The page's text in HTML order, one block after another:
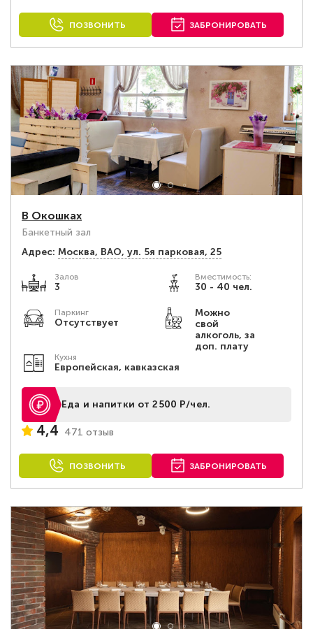
ПОЗВОНИТЬ ЗАБРОНИРОВАТЬ
В Окошках
Банкетный зал
Адрес: Москва, ВАО, ул. 5я парковая, 25
Залов
3
Вместимость:
30 - 40 чел.
Паркинг
Отсутствует
Можно
свой
алкоголь, за
доп. плату
Кухня
Европейская, кавказская
Еда и напитки от 2500 Р/чел.
4,4 471 отзыв
ПОЗВОНИТЬ ЗАБРОНИРОВАТЬ